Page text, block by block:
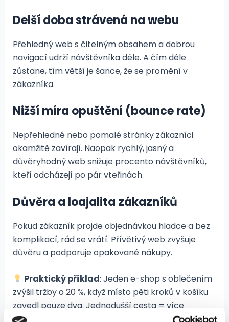
Delší doba strávená na webu
Přehledný web s čitelným obsahem a dobrou
navigací udrží návštěvníka déle. A čím déle
zůstane, tím větší je šance, že se promění v
zákazníka.
Nižší míra opuštění (bounce rate)
Nepřehledné nebo pomalé stránky zákazníci
okamžitě zavírají. Naopak rychlý, jasný a
důvěryhodný web snižuje procento návštěvníků,
kteří odcházejí po pár vteřinách.
Důvěra a loajalita zákazníků
Pokud zákazník projde objednávkou hladce a bez
komplikací, rád se vrátí. Přívětivý web zvyšuje
důvěru a podporuje opakované nákupy.
Praktický příklad: Jeden e-shop s oblečením
zvýšil tržby o 20 %, když místo pěti kroků v košíku
zavedl pouze dva. Jednodušší cesta = více
dokončených objednávek.